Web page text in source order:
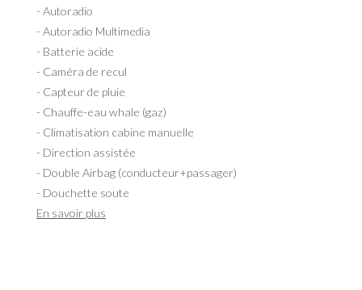
- Autoradio
- Autoradio Multimedia
- Batterie acide
- Caméra de recul
- Capteur de pluie
- Chauffe-eau whale (gaz)
- Climatisation cabine manuelle
- Direction assistée
- Double Airbag (conducteur+passager)
- Douchette soute
En savoir plus